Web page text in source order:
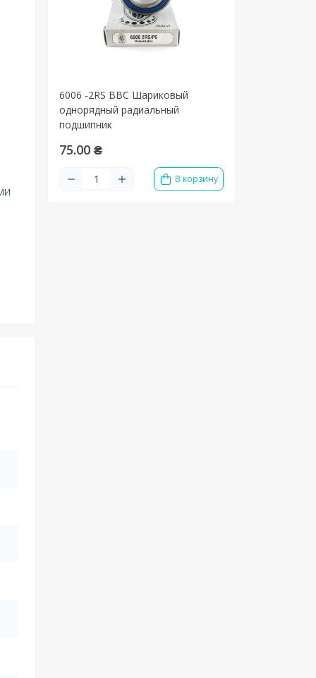
6006 -2RS BBC Шариковый
однорядный радиальный
подшипник
75.00 ₴
В корзину